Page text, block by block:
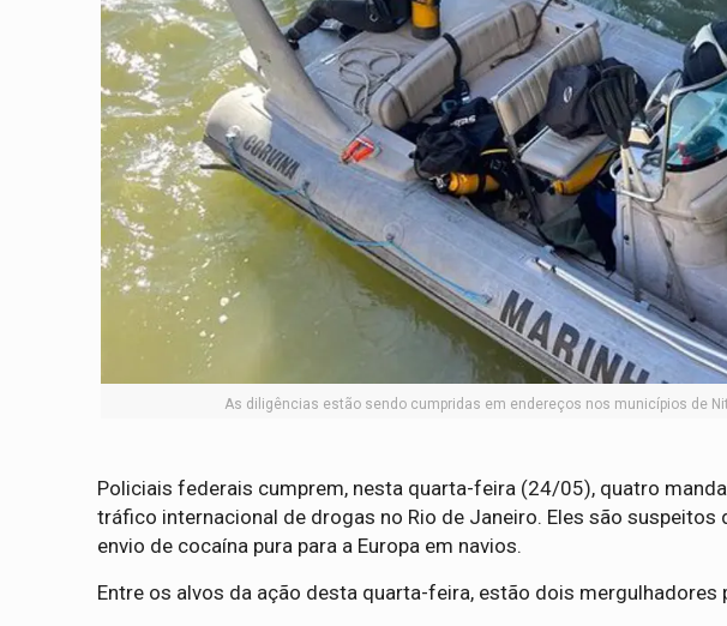
As diligências estão sendo cumpridas em endereços nos municípios de
Policiais federais cumprem, nesta quarta-feira (24/05), quatro
tráfico internacional de drogas no Rio de Janeiro. Eles são
envio de cocaína pura para a Europa em navios.
Entre os alvos da ação desta quarta-feira, estão dois